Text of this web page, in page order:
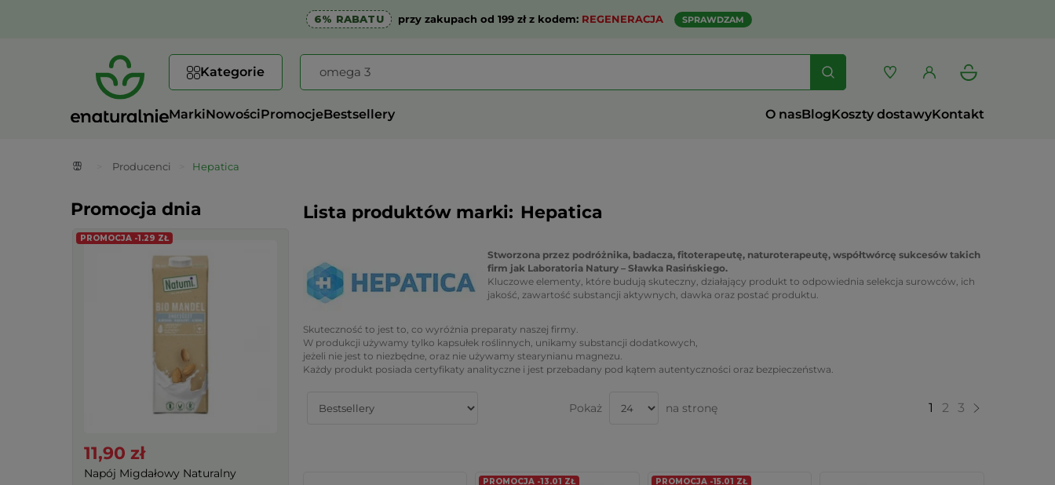
6% RABATU przy zakupach od 199 zł z kodem: REGENERACJA SPRAWDZAM
Kategorie
MarkiNowościPromocjeBestsellery O nasBlogKoszty dostawyKontakt
Producenci Hepatica
Promocja dnia
PROMOCJA -1.29 ZŁ
11,90 zł
Napój Migdałowy Naturalny
Lista produktów marki: Hepatica
Stworzona przez podróżnika, badacza, fitoterapeutę, naturoterapeutę, współtwórcę sukcesów takich
firm jak Laboratoria Natury – Sławka Rasińskiego.
Kluczowe elementy, które budują skuteczny, działający produkt to odpowiednia selekcja surowców, ich
jakość, zawartość substancji aktywnych, dawka oraz postać produktu.
Skuteczność to jest to, co wyróżnia preparaty naszej firmy.
W produkcji używamy tylko kapsułek roślinnych, unikamy substancji dodatkowych,
jeżeli nie jest to niezbędne, oraz nie używamy stearynianu magnezu.
Każdy produkt posiada certyfikaty analityczne i jest przebadany pod kątem autentyczności oraz bezpieczeństwa.
Pokaż na stronę 1 2 3
PROMOCJA -13.01 ZŁ PROMOCJA -15.01 ZŁ